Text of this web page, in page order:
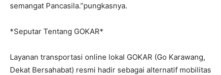
semangat Pancasila.”pungkasnya.
*Seputar Tentang GOKAR*
Layanan transportasi online lokal GOKAR (Go Karawang,
Dekat Bersahabat) resmi hadir sebagai alternatif mobilitas